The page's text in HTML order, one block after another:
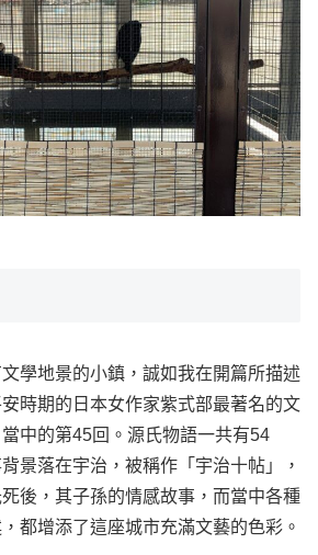
學地景的小鎮，誠如我在開篇所描述
時期的日本女作家紫式部最著名的文
中的第45回。源氏物語一共有54
景落在宇治，被稱作「宇治十帖」，
後，其子孫的情感故事，而當中各種
都增添了這座城市充滿文藝的色彩。